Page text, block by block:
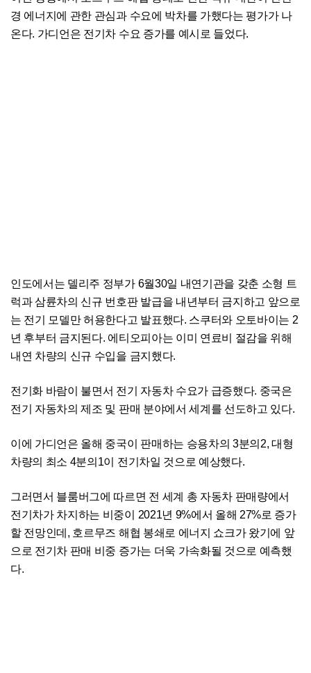
경 에너지에 관한 관심과 수요에 박차를 가했다는 평가가 나
온다. 가디언은 전기차 수요 증가를 예시로 들었다.
인도에서는 델리주 정부가 6월30일 내연기관을 갖춘 소형 트
럭과 삼륜차의 신규 번호판 발급을 내년부터 금지하고 앞으로
는 전기 모델만 허용한다고 발표했다. 스쿠터와 오토바이는 2
년 후부터 금지된다. 에티오피아는 이미 연료비 절감을 위해
내연 차량의 신규 수입을 금지했다.
전기화 바람이 불면서 전기 자동차 수요가 급증했다. 중국은
전기 자동차의 제조 및 판매 분야에서 세계를 선도하고 있다.
이에 가디언은 올해 중국이 판매하는 승용차의 3분의2, 대형
차량의 최소 4분의1이 전기차일 것으로 예상했다.
그러면서 블룸버그에 따르면 전 세계 총 자동차 판매량에서
전기차가 차지하는 비중이 2021년 9%에서 올해 27%로 증가
할 전망인데, 호르무즈 해협 봉쇄로 에너지 쇼크가 왔기에 앞
으로 전기차 판매 비중 증가는 더욱 가속화될 것으로 예측했
다.